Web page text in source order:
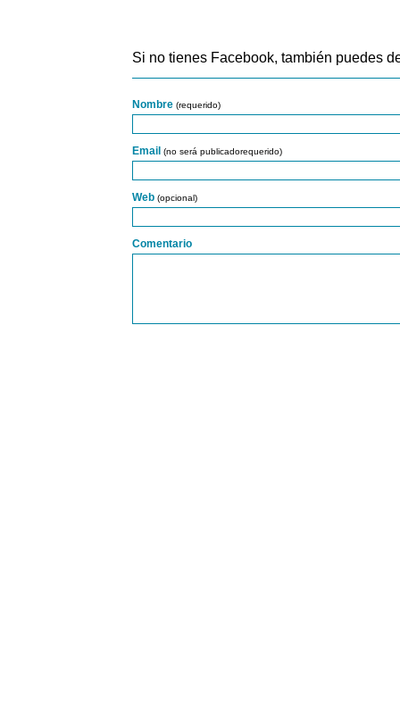
Si no tienes Facebook, también puedes
Nombre (requerido)
Email (no será publicadorequerido)
Web (opcional)
Comentario